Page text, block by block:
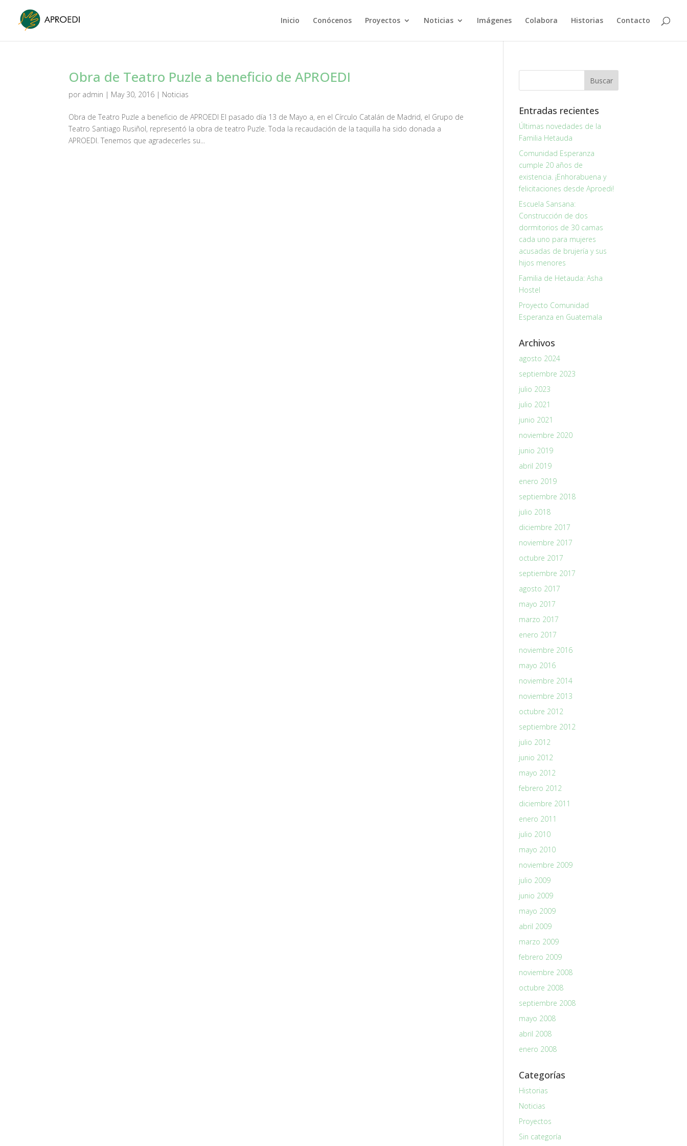
Inicio Conócenos Proyectos Noticias Imágenes Colabora Historias Contacto
Obra de Teatro Puzle a beneficio de APROEDI
por admin | May 30, 2016 | Noticias
Obra de Teatro Puzle a beneficio de APROEDI El pasado día 13 de Mayo a, en el Círculo Catalán de Madrid, el Grupo de
Teatro Santiago Rusiñol, representó la obra de teatro Puzle. Toda la recaudación de la taquilla ha sido donada a
APROEDI. Tenemos que agradecerles su...
Entradas recientes
Últimas novedades de la
Familia Hetauda
Comunidad Esperanza
cumple 20 años de
existencia. ¡Enhorabuena y
felicitaciones desde Aproedi!
Escuela Sansana:
Construcción de dos
dormitorios de 30 camas
cada uno para mujeres
acusadas de brujería y sus
hijos menores
Familia de Hetauda: Asha
Hostel
Proyecto Comunidad
Esperanza en Guatemala
Archivos
agosto 2024
septiembre 2023
julio 2023
julio 2021
junio 2021
noviembre 2020
junio 2019
abril 2019
enero 2019
septiembre 2018
julio 2018
diciembre 2017
noviembre 2017
octubre 2017
septiembre 2017
agosto 2017
mayo 2017
marzo 2017
enero 2017
noviembre 2016
mayo 2016
noviembre 2014
noviembre 2013
octubre 2012
septiembre 2012
julio 2012
junio 2012
mayo 2012
febrero 2012
diciembre 2011
enero 2011
julio 2010
mayo 2010
noviembre 2009
julio 2009
junio 2009
mayo 2009
abril 2009
marzo 2009
febrero 2009
noviembre 2008
octubre 2008
septiembre 2008
mayo 2008
abril 2008
enero 2008
Categorías
Historias
Noticias
Proyectos
Sin categoría